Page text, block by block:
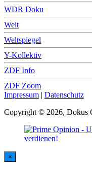
WDR Doku
Welt
Weltspiegel
Y-Kollektiv
ZDF Info
ZDF Zoom
Impressum | Datenschutz
Copyright © 2026, Dokus
×